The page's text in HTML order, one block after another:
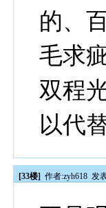
的、
毛求
双程
以代
[33楼] 作者:zyh618 发